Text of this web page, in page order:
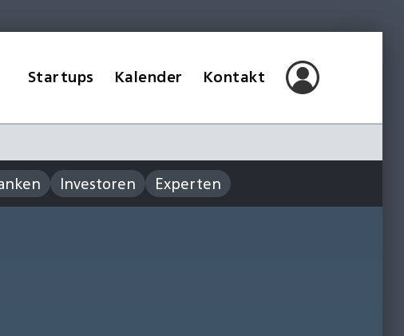
Startups Kalender Kontakt
Investoren Experten